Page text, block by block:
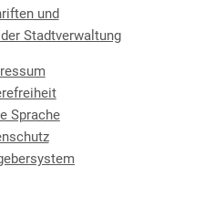
und
Stadtverwaltung
Sprache